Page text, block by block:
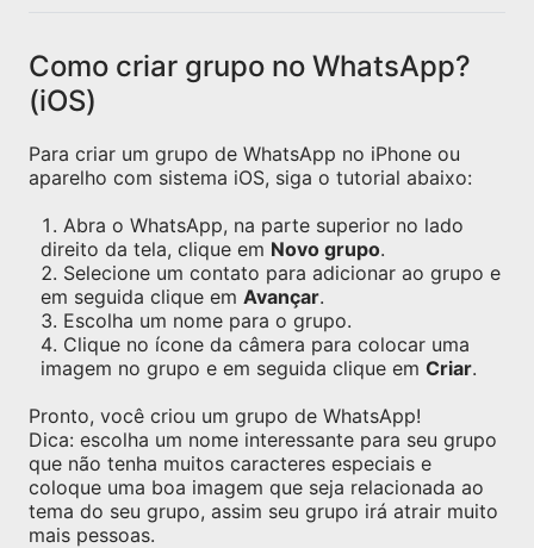
Como criar grupo no WhatsApp?
(iOS)
Para criar um grupo de WhatsApp no iPhone ou
aparelho com sistema iOS, siga o tutorial abaixo:
Abra o WhatsApp, na parte superior no lado
direito da tela, clique em Novo grupo.
Selecione um contato para adicionar ao grupo e
em seguida clique em Avançar.
Escolha um nome para o grupo.
Clique no ícone da câmera para colocar uma
imagem no grupo e em seguida clique em Criar.
Pronto, você criou um grupo de WhatsApp!
Dica: escolha um nome interessante para seu grupo
que não tenha muitos caracteres especiais e
coloque uma boa imagem que seja relacionada ao
tema do seu grupo, assim seu grupo irá atrair muito
mais pessoas.